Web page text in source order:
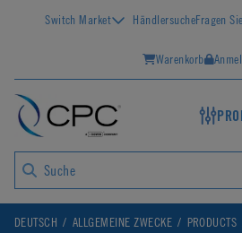
Switch Market HändlersucheFragen
Warenkorb
DEUTSCH ALLGEMEINE ZWECKE PRODUCTS